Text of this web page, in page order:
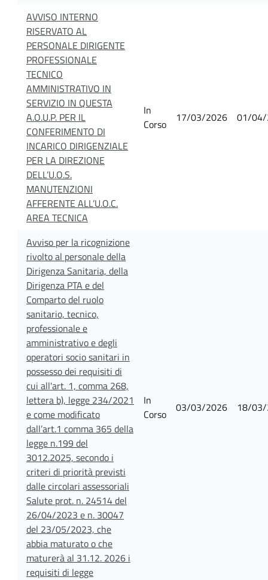
AVVISO INTERNO
RISERVATO AL
PERSONALE DIRIGENTE
PROFESSIONALE
TECNICO
AMMINISTRATIVO IN
SERVIZIO IN QUESTA
A.O.U.P. PER IL
CONFERIMENTO DI
INCARICO DIRIGENZIALE
PER LA DIREZIONE
DELL’U.O.S.
MANUTENZIONI
AFFERENTE ALL’U.O.C.
AREA TECNICA
In
Corso
17/03/2026 01/
Avviso per la ricognizione
rivolto al personale della
Dirigenza Sanitaria, della
Dirigenza PTA e del
Comparto del ruolo
sanitario, tecnico,
professionale e
amministrativo e degli
operatori socio sanitari in
possesso dei requisiti di
cui all'art. 1, comma 268,
lettera b), legge 234/2021
e come modificato
dall’art.1 comma 365 della
legge n.199 del
3012.2025, secondo i
criteri di priorità previsti
dalle circolari assessoriali
Salute prot. n. 24514 del
26/04/2023 e n. 30047
del 23/05/2023, che
abbia maturato o che
maturerà al 31.12. 2026 i
requisiti di legge
In
Corso
03/03/2026 18/